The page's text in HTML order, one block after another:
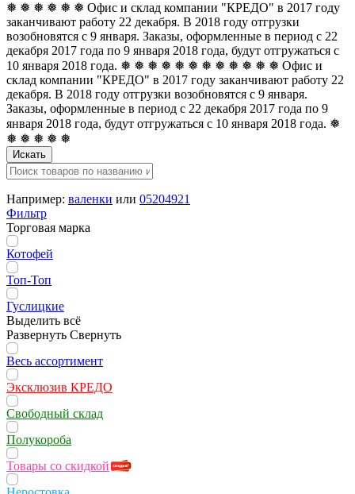
❅ ❅ ❅ ❅ ❅ ❅ Офис и склад компании "КРЕДО" в 2017 году
заканчивают работу 22 декабря. В 2018 году отгрузки
возобновятся с 9 января. Заказы, оформленные в период с 22
декабря 2017 года по 9 января 2018 года, будут отгружаться с
10 января 2018 года. ❅ ❅ ❅ ❅ ❅ ❅ ❅ ❅ ❅ ❅ ❅ ❅ Офис и
склад компании "КРЕДО" в 2017 году заканчивают работу 22
декабря. В 2018 году отгрузки возобновятся с 9 января.
Заказы, оформленные в период с 22 декабря 2017 года по 9
января 2018 года, будут отгружаться с 10 января 2018 года. ❅
❅ ❅ ❅ ❅ ❅
Искать
Например: валенки или 05204921
Фильтр
Торговая марка
Котофей
Топ-Топ
Гуслицкие
Выделить всё
Развернуть Свернуть
Весь ассортимент
Эксклюзив КРЕДО
Свободный склад
Полукороба
Товары со скидкой